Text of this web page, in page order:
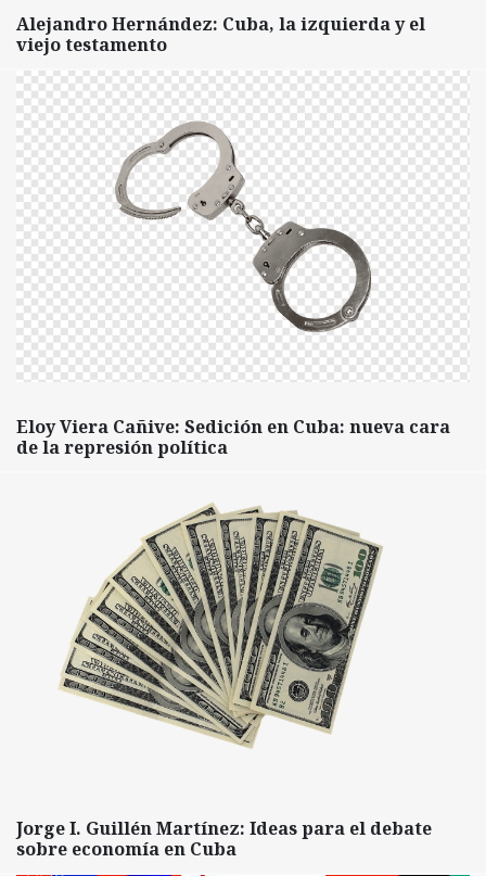
Alejandro Hernández: Cuba, la izquierda y el
viejo testamento
Eloy Viera Cañive: Sedición en Cuba: nueva cara
de la represión política
Jorge I. Guillén Martínez: Ideas para el debate
sobre economía en Cuba